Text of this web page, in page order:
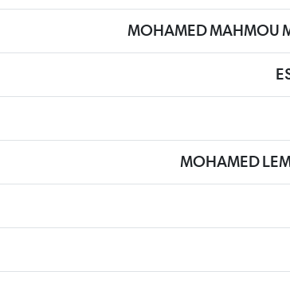
MOHAMED MAHMOU
MOHAMED